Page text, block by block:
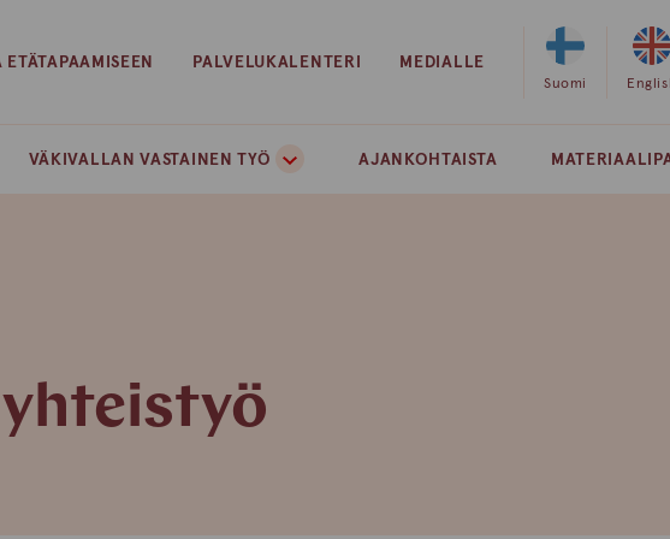
PALVELUKALENTERI MEDIALLE
Valitse
Suomi
VÄKIVALLAN VASTAINEN TYÖ AJANKOHTAISTA